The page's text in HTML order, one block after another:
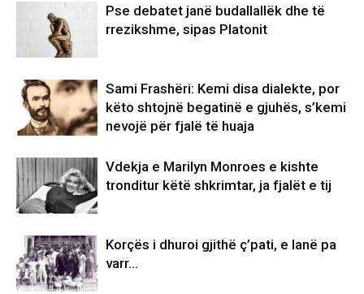
Pse debatet janë budallallëk dhe të
rrezikshme, sipas Platonit
Sami Frashëri: Kemi disa dialekte, por
këto shtojnë begatinë e gjuhës, s’kemi
nevojë për fjalë të huaja
Vdekja e Marilyn Monroes e kishte
tronditur këtë shkrimtar, ja fjalët e tij
Korçës i dhuroi gjithë ç’pati, e lanë pa
varr…